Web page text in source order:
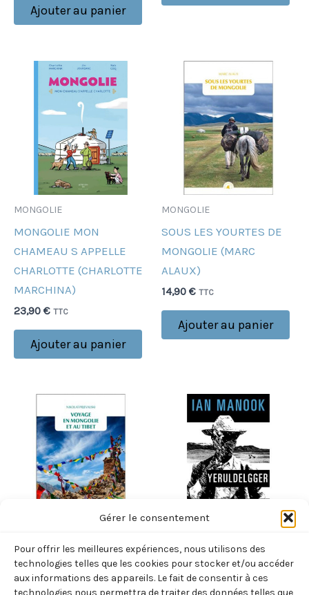
Gérer le consentement
Pour offrir les meilleures expériences, nous utilisons des
technologies telles que les cookies pour stocker et/ou accéder
aux informations des appareils. Le fait de consentir à ces
technologies nous permettra de traiter des données telles que
Ajouter au panier
MONGOLIE
MONGOLIE MON
CHAMEAU S APPELLE
CHARLOTTE (CHARLOTTE
MARCHINA)
23,90 € TTC
Ajouter au panier
MONGOLIE
SOUS LES YOURTES DE
MONGOLIE (MARC
ALAUX)
14,90 € TTC
Ajouter au panier
MONGOLIE
VOYAGE EN MONGOLIE ET
AU TIBET (PRJEVALSKI
YERULDELGGER
(MANOOK IAN)